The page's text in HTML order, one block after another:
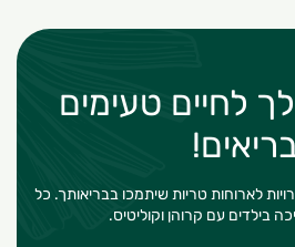
לחיים טעימים
לארוחות טריות שיתמכו בבריאותך. כל
בילדים עם קרוהן וקוליטיס.